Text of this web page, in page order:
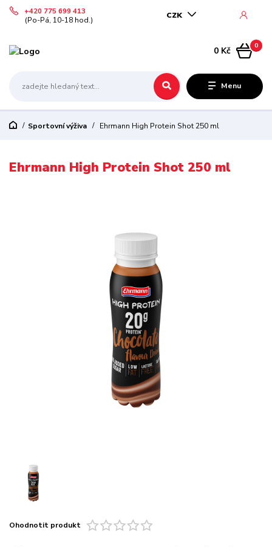
Menu
CZK
+420 775 699 413
(Po-Pá, 10-18 hod.)
0
0 Kč
Sportovní výživa Ehrmann High Protein Shot 250 ml
Ehrmann High Protein Shot 250 ml
Ohodnotit produkt